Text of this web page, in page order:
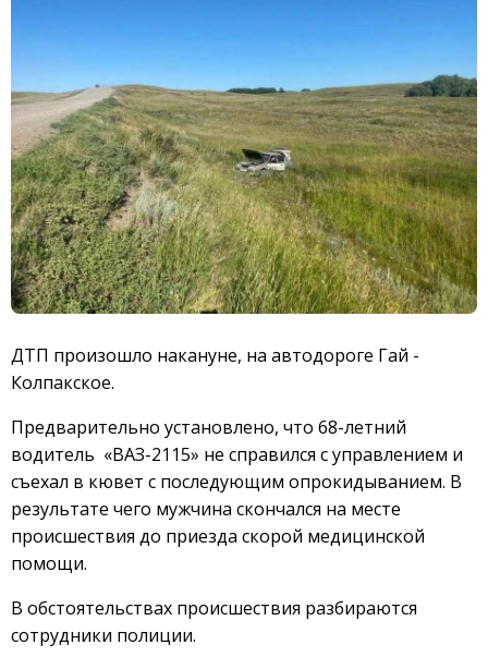
ДТП произошло накануне, на автодороге Гай -
Колпакское.
Предварительно установлено, что 68-летний
водитель «ВАЗ-2115» не справился с управлением и
съехал в кювет с последующим опрокидыванием. В
результате чего мужчина скончался на месте
происшествия до приезда скорой медицинской
помощи.
В обстоятельствах происшествия разбираются
сотрудники полиции.